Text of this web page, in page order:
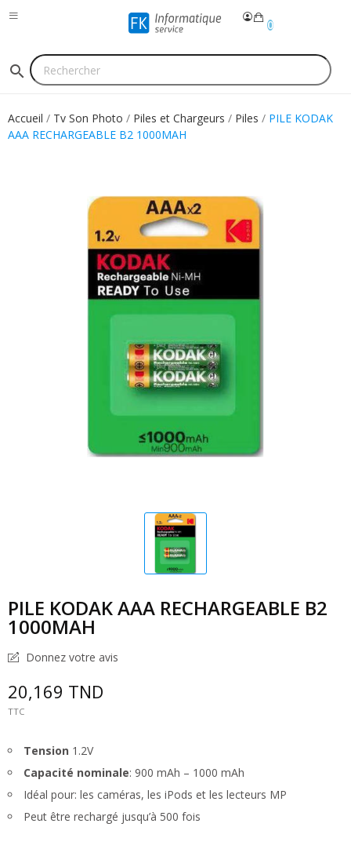
0
search
Accueil Tv Son Photo Piles et Chargeurs Piles
PILE KODAK
AAA RECHARGEABLE B2 1000MAH
PILE KODAK AAA RECHARGEABLE B2
1000MAH
Donnez votre avis
20,169 TND
TTC
Tension 1.2V
Capacité nominale: 900 mAh – 1000 mAh
Idéal pour: les caméras, les iPods et les lecteurs MP
Peut être rechargé jusqu’à 500 fois